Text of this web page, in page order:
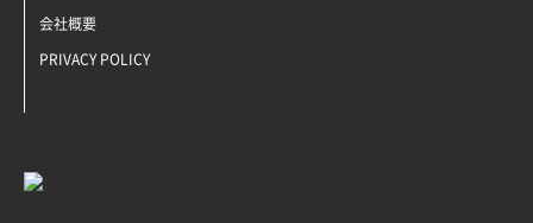
会社概要
PRIVACY POLICY